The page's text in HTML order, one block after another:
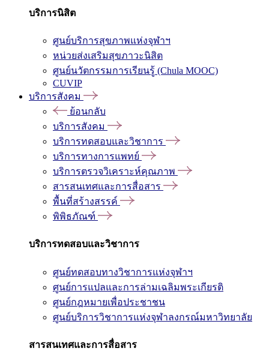
บริการนิสิต
ศูนย์บริการสุขภาพแห่งจุฬาฯ
หน่วยส่งเสริมสุขภาวะนิสิต
ศูนย์นวัตกรรมการเรียนรู้ (Chula MOOC)
CUVIP
บริการสังคม
ย้อนกลับ
บริการสังคม
บริการทดสอบและวิชาการ
บริการทางการแพทย์
บริการตรวจวิเคราะห์คุณภาพ
สารสนเทศและการสื่อสาร
พื้นที่สร้างสรรค์
พิพิธภัณฑ์
บริการทดสอบและวิชาการ
ศูนย์ทดสอบทางวิชาการแห่งจุฬาฯ
ศูนย์การแปลและการล่ามเฉลิมพระเกียรติ
ศูนย์กฎหมายเพื่อประชาชน
ศูนย์บริการวิชาการแห่งจุฬาลงกรณ์มหาวิทยาลัย
สารสนเทศและการสื่อสาร